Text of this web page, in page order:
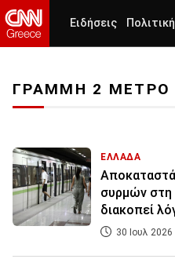
Ειδήσεις Πολιτική
ΓΡΑΜΜΗ 2 ΜΕΤΡΟ
ΕΛΛΑΔΑ
συρμών στη
διακοπεί
30 Ιουλ